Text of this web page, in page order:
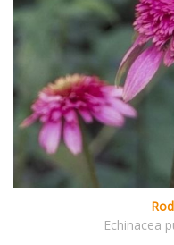
Echinacea